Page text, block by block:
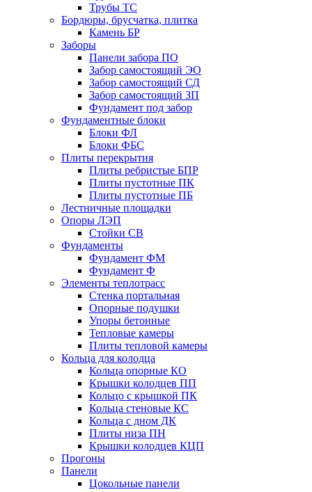
Трубы ТС
Бордюры, брусчатка, плитка
Камень БР
Заборы
Панели забора ПО
Забор самостоящий ЭО
Забор самостоящий СД
Забор самостоящий ЗП
Фyндамент под забор
Фундаментные блоки
Блоки ФЛ
Блоки ФБС
Плиты перекрытия
Плиты ребристые БПР
Плиты пустотные ПК
Плиты пустотные ПБ
Лестничные площадки
Опоры ЛЭП
Стойки СВ
Фундаменты
Фyндамент ФМ
Фyндамент Ф
Элементы теплотрасс
Стенка портальная
Опорные подушки
Упоры бетонные
Тепловые камеры
Плиты тепловой камеры
Кольца для колодца
Кольца опорные КО
Крышки колодцев ПП
Кольцо с крышкой ПК
Кольца стеновые КС
Кольца с дном ДК
Плиты низа ПН
Крышки колодцев КЦП
Прогоны
Панели
Цокольные панели